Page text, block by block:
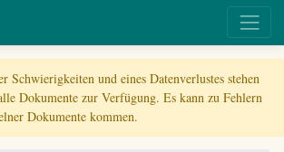
Schwierigkeiten und eines Datenverlustes stehen
Dokumente zur Verfügung. Es kann zu Fehlern
Dokumente kommen.